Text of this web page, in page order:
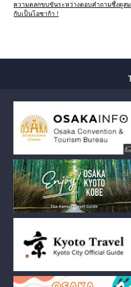
ความตลกขบขันระหว่างตอบคำถามซึ่งดูสม
กับเป็นโอซาก้า !